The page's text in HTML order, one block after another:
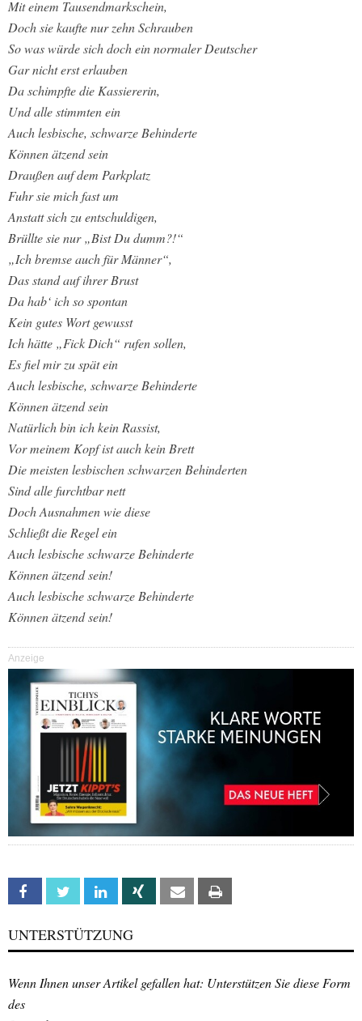
Mit einem Tausendmarkschein,
Doch sie kaufte nur zehn Schrauben
So was würde sich doch ein normaler Deutscher
Gar nicht erst erlauben
Da schimpfte die Kassiererin,
Und alle stimmten ein
Auch lesbische, schwarze Behinderte
Können ätzend sein
Draußen auf dem Parkplatz
Fuhr sie mich fast um
Anstatt sich zu entschuldigen,
Brüllte sie nur „Bist Du dumm?!“
„Ich bremse auch für Männer“,
Das stand auf ihrer Brust
Da hab‘ ich so spontan
Kein gutes Wort gewusst
Ich hätte „Fick Dich“ rufen sollen,
Es fiel mir zu spät ein
Auch lesbische, schwarze Behinderte
Können ätzend sein
Natürlich bin ich kein Rassist,
Vor meinem Kopf ist auch kein Brett
Die meisten lesbischen schwarzen Behinderten
Sind alle furchtbar nett
Doch Ausnahmen wie diese
Schließt die Regel ein
Auch lesbische schwarze Behinderte
Können ätzend sein!
Auch lesbische schwarze Behinderte
Können ätzend sein!
Anzeige
Facebook Twitter Linkedin Xing Email
UNTERSTÜTZUNG
Wenn Ihnen unser Artikel gefallen hat: Unterstützen Sie diese Form
des